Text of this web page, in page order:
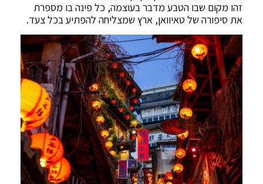
זהו מקום שבו הטבע מדבר בעוצמה, כל פינה בו מספרת
את סיפורה של טאיוואן, ארץ שמצליחה להפתיע בכל צעד.